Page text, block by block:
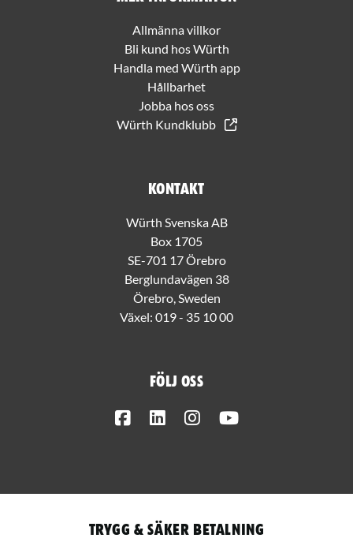
Allmänna villkor
Bli kund hos Würth
Handla med Würth app
Hållbarhet
Jobba hos oss
Würth Kundklubb
Kontakt
Würth Svenska AB
Box 1705
SE-701 17 Örebro
Berglundavägen 38
Örebro, Sweden
Växel: 019 - 35 10 00
Följ oss
FacebookLinkedInInstagram
Trygg & säker betalning